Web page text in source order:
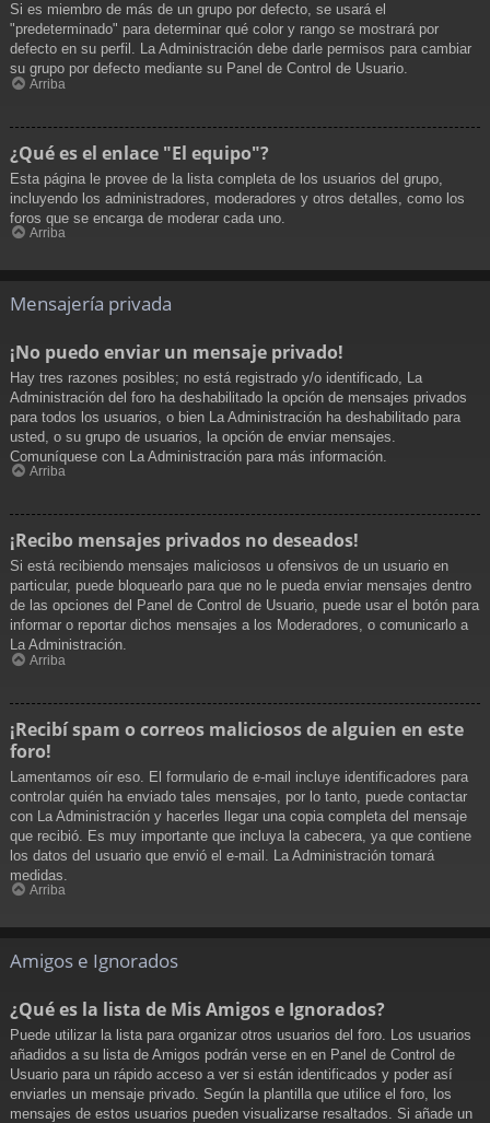
Si es miembro de más de un grupo por defecto, se usará el
"predeterminado" para determinar qué color y rango se mostrará por
defecto en su perfil. La Administración debe darle permisos para cambiar
su grupo por defecto mediante su Panel de Control de Usuario.
Arriba
¿Qué es el enlace "El equipo"?
Esta página le provee de la lista completa de los usuarios del grupo,
incluyendo los administradores, moderadores y otros detalles, como los
foros que se encarga de moderar cada uno.
Arriba
Mensajería privada
¡No puedo enviar un mensaje privado!
Hay tres razones posibles; no está registrado y/o identificado, La
Administración del foro ha deshabilitado la opción de mensajes privados
para todos los usuarios, o bien La Administración ha deshabilitado para
usted, o su grupo de usuarios, la opción de enviar mensajes.
Comuníquese con La Administración para más información.
Arriba
¡Recibo mensajes privados no deseados!
Si está recibiendo mensajes maliciosos u ofensivos de un usuario en
particular, puede bloquearlo para que no le pueda enviar mensajes dentro
de las opciones del Panel de Control de Usuario, puede usar el botón para
informar o reportar dichos mensajes a los Moderadores, o comunicarlo a
La Administración.
Arriba
¡Recibí spam o correos maliciosos de alguien en este
foro!
Lamentamos oír eso. El formulario de e-mail incluye identificadores para
controlar quién ha enviado tales mensajes, por lo tanto, puede contactar
con La Administración y hacerles llegar una copia completa del mensaje
que recibió. Es muy importante que incluya la cabecera, ya que contiene
los datos del usuario que envió el e-mail. La Administración tomará
medidas.
Arriba
Amigos e Ignorados
¿Qué es la lista de Mis Amigos e Ignorados?
Puede utilizar la lista para organizar otros usuarios del foro. Los usuarios
añadidos a su lista de Amigos podrán verse en en Panel de Control de
Usuario para un rápido acceso a ver si están identificados y poder así
enviarles un mensaje privado. Según la plantilla que utilice el foro, los
mensajes de estos usuarios pueden visualizarse resaltados. Si añade un